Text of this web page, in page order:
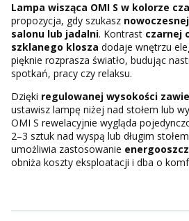
Lampa wisząca OMI S w kolorze
propozycja, gdy szukasz
salonu lub jadalni. Kontrast czarnej
szklanego klosza dodaje wnętrzu
pięknie rozprasza światło, budując
spotkań, pracy czy relaksu.
Dzięki regulowanej wysokości
ustawisz lampę niżej nad stołem lub
OMI S rewelacyjnie wygląda
2–3 sztuk nad wyspą lub długim
umożliwia zastosowanie
obniża koszty eksploatacji i dba o